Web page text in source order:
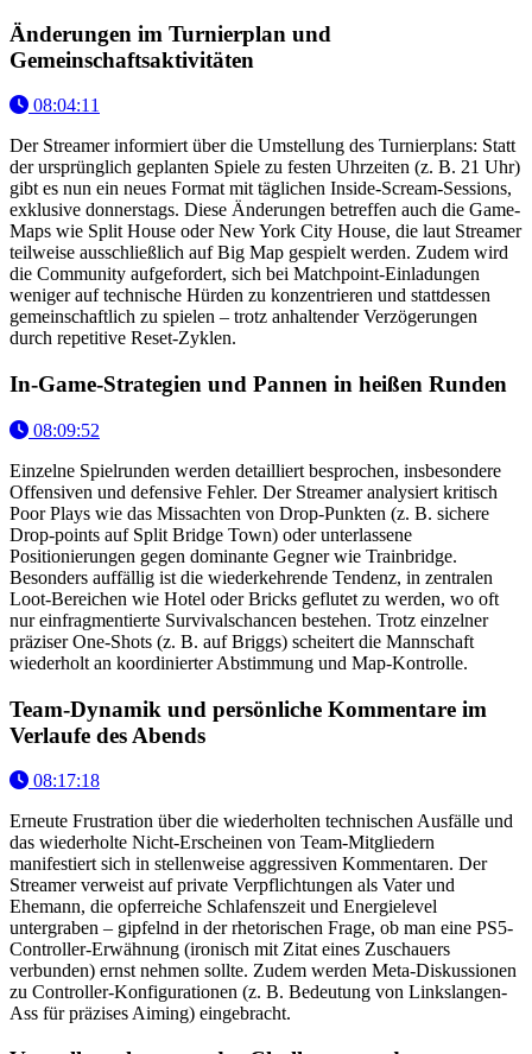
Änderungen im Turnierplan und
Gemeinschaftsaktivitäten
08:04:11
Der Streamer informiert über die Umstellung des Turnierplans: Statt
der ursprünglich geplanten Spiele zu festen Uhrzeiten (z. B. 21 Uhr)
gibt es nun ein neues Format mit täglichen Inside-Scream-Sessions,
exklusive donnerstags. Diese Änderungen betreffen auch die Game-
Maps wie Split House oder New York City House, die laut Streamer
teilweise ausschließlich auf Big Map gespielt werden. Zudem wird
die Community aufgefordert, sich bei Matchpoint-Einladungen
weniger auf technische Hürden zu konzentrieren und stattdessen
gemeinschaftlich zu spielen – trotz anhaltender Verzögerungen
durch repetitive Reset-Zyklen.
In-Game-Strategien und Pannen in heißen Runden
08:09:52
Einzelne Spielrunden werden detailliert besprochen, insbesondere
Offensiven und defensive Fehler. Der Streamer analysiert kritisch
Poor Plays wie das Missachten von Drop-Punkten (z. B. sichere
Drop-points auf Split Bridge Town) oder unterlassene
Positionierungen gegen dominante Gegner wie Trainbridge.
Besonders auffällig ist die wiederkehrende Tendenz, in zentralen
Loot-Bereichen wie Hotel oder Bricks geflutet zu werden, wo oft
nur einfragmentierte Survivalschancen bestehen. Trotz einzelner
präziser One-Shots (z. B. auf Briggs) scheitert die Mannschaft
wiederholt an koordinierter Abstimmung und Map-Kontrolle.
Team-Dynamik und persönliche Kommentare im
Verlaufe des Abends
08:17:18
Erneute Frustration über die wiederholten technischen Ausfälle und
das wiederholte Nicht-Erscheinen von Team-Mitgliedern
manifestiert sich in stellenweise aggressiven Kommentaren. Der
Streamer verweist auf private Verpflichtungen als Vater und
Ehemann, die opferreiche Schlafenszeit und Energielevel
untergraben – gipfelnd in der rhetorischen Frage, ob man eine PS5-
Controller-Erwähnung (ironisch mit Zitat eines Zuschauers
verbunden) ernst nehmen sollte. Zudem werden Meta-Diskussionen
zu Controller-Konfigurationen (z. B. Bedeutung von Linkslangen-
Ass für präzises Aiming) eingebracht.